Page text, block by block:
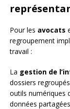
Pour les avocats
regroupement
travail :
La gestion de
dossiers
outils numériques
données